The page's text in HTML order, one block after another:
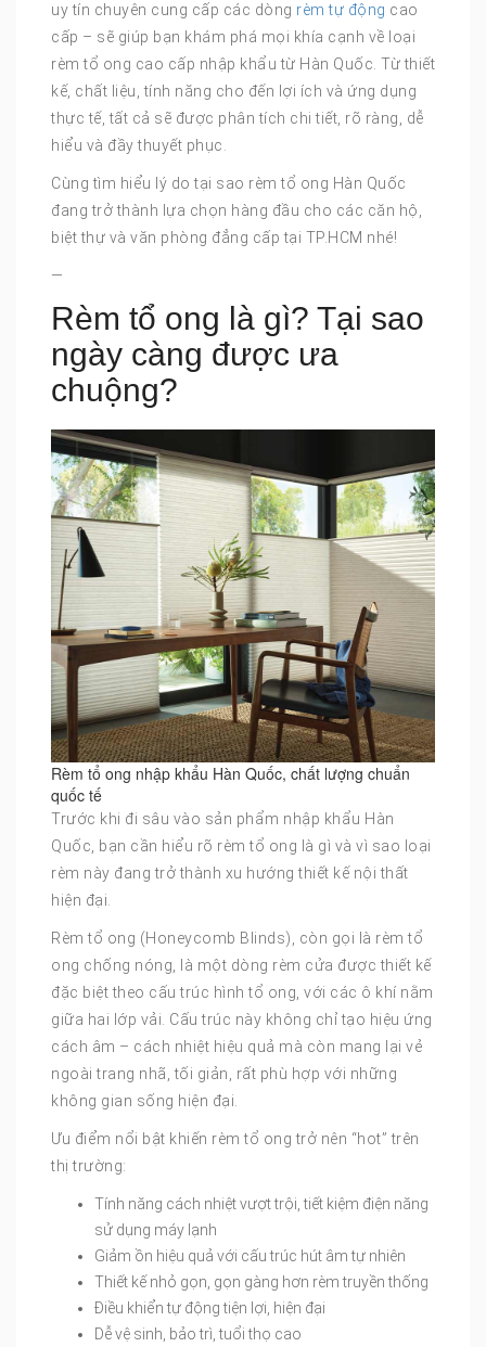
uy tín chuyên cung cấp các dòng rèm tự động cao
cấp – sẽ giúp bạn khám phá mọi khía cạnh về loại
rèm tổ ong cao cấp nhập khẩu từ Hàn Quốc. Từ thiết
kế, chất liệu, tính năng cho đến lợi ích và ứng dụng
thực tế, tất cả sẽ được phân tích chi tiết, rõ ràng, dễ
hiểu và đầy thuyết phục.
Cùng tìm hiểu lý do tại sao rèm tổ ong Hàn Quốc
đang trở thành lựa chọn hàng đầu cho các căn hộ,
biệt thự và văn phòng đẳng cấp tại TP.HCM nhé!
—
Rèm tổ ong là gì? Tại sao
ngày càng được ưa
chuộng?
Rèm tổ ong nhập khẩu Hàn Quốc, chất lượng chuẩn
quốc tế
Trước khi đi sâu vào sản phẩm nhập khẩu Hàn
Quốc, bạn cần hiểu rõ rèm tổ ong là gì và vì sao loại
rèm này đang trở thành xu hướng thiết kế nội thất
hiện đại.
Rèm tổ ong (Honeycomb Blinds), còn gọi là rèm tổ
ong chống nóng, là một dòng rèm cửa được thiết kế
đặc biệt theo cấu trúc hình tổ ong, với các ô khí nằm
giữa hai lớp vải. Cấu trúc này không chỉ tạo hiệu ứng
cách âm – cách nhiệt hiệu quả mà còn mang lại vẻ
ngoài trang nhã, tối giản, rất phù hợp với những
không gian sống hiện đại.
Ưu điểm nổi bật khiến rèm tổ ong trở nên “hot” trên
thị trường:
Tính năng cách nhiệt vượt trội, tiết kiệm điện năng
sử dụng máy lạnh
Giảm ồn hiệu quả với cấu trúc hút âm tự nhiên
Thiết kế nhỏ gọn, gọn gàng hơn rèm truyền thống
Điều khiển tự động tiện lợi, hiện đại
Dễ vệ sinh, bảo trì, tuổi thọ cao